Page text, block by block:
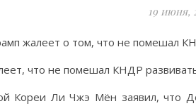
19 июня,
жалеет о том, что не помешал
Кореи Ли Чжэ Мён заявил, что